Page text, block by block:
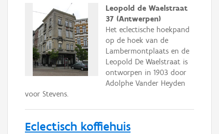
Leopold de Waelstraat
37 (Antwerpen)
Het eclectische hoekpand
op de hoek van de
Lambermontplaats en de
Leopold De Waelstraat is
ontworpen in 1903 door
Adolphe Vander Heyden
voor Stevens.
Eclectisch koffiehuis